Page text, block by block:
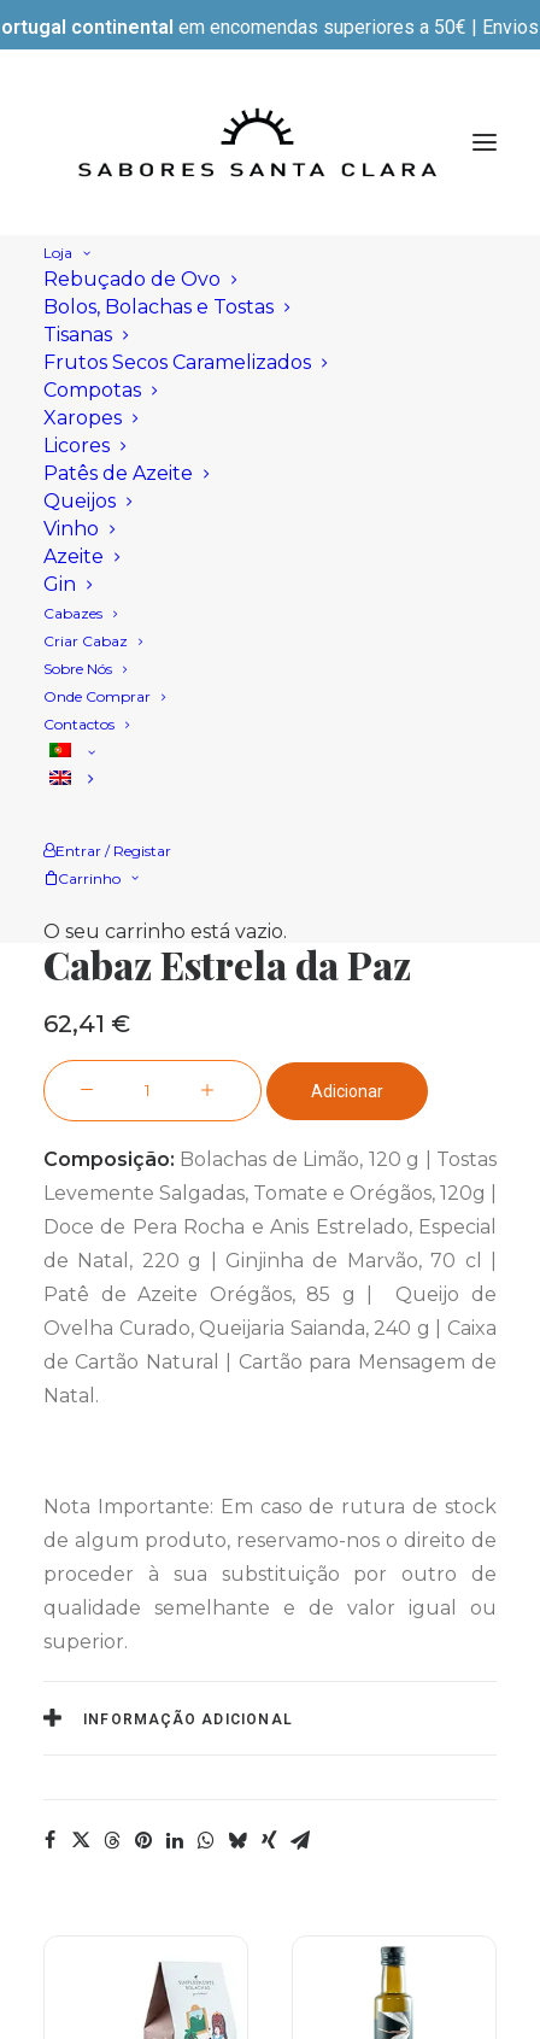
continental em encomendas superiores a 50€ |
Loja
Rebuçado de Ovo
Bolos, Bolachas e Tostas
Tisanas
Frutos Secos Caramelizados
Compotas
Xaropes
Licores
Patês de Azeite
Queijos
Vinho
Azeite
Gin
Cabazes
Criar Cabaz
Sobre Nós
Onde Comprar
Contactos
Entrar / Registar
Carrinho
O seu carrinho está vazio.
Cabaz Estrela da Paz
62,41 €
Quantidade
de
Paz
Adicionar
Composição: Bolachas de Limão, 120 g | Tostas
Levemente Salgadas, Tomate e Orégãos, 120g |
Doce de Pera Rocha e Anis Estrelado, Especial
de Natal, 220 g | Ginjinha de Marvão, 70 cl |
Patê de Azeite Orégãos, 85 g | Queijo de
Ovelha Curado, Queijaria Saianda, 240 g | Caixa
de Cartão Natural | Cartão para Mensagem de
Natal.
Nota Importante: Em caso de rutura de stock
de algum produto, reservamo-nos o direito de
proceder à sua substituição por outro de
qualidade semelhante e de valor igual ou
superior.
INFORMAÇÃO ADICIONAL